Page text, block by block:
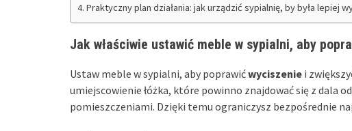
Praktyczny plan działania: jak urządzić sypialnię, by była lepiej
Jak właściwie ustawić meble w sypialni, aby
Ustaw meble w sypialni, aby poprawićwyciszenie i
umiejscowienie łóżka, które powinno znajdować się z dala
pomieszczeniami. Dzięki temu ograniczysz bezpośrednie